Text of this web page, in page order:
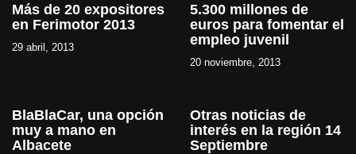
Más de 20 expositores
en Ferimotor 2013
29 abril, 2013
5.300 millones de
euros para fomentar el
empleo juvenil
20 noviembre, 2013
BlaBlaCar, una opción
muy a mano en
Albacete
Otras noticias de
interés en la región 14
Septiembre